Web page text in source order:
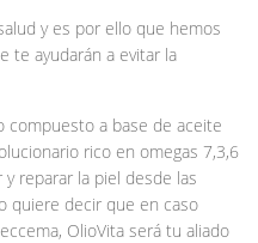
y es por ello que hemos
te ayudarán a evitar la
compuesto a base de aceite
rico en omegas 7,3,6
reparar la piel desde las
quiere decir que en caso
OlioVita será tu aliado